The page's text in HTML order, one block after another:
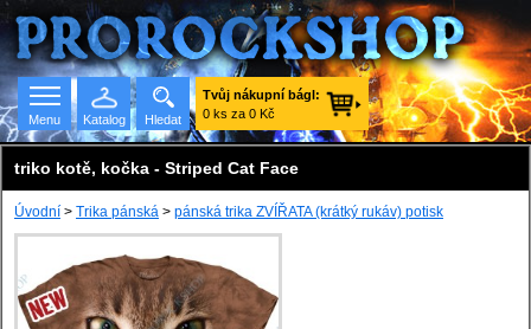
Hledat
Menu
Tvůj nákupní bágl:
0 ks za 0 Kč
triko kotě, kočka - Striped Cat Face
Úvodní > Trika pánská > pánská trika ZVÍŘATA (krátký rukáv) potisk
Katalog